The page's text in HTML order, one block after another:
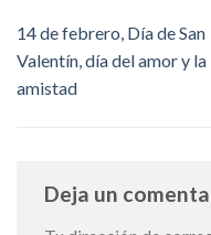
14 de febrero, Día de San
Valentín, día del amor y la
amistad
Deja un